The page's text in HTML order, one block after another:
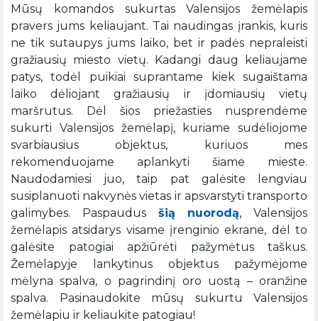
Mūsų komandos sukurtas Valensijos žemėlapis
pravers jums keliaujant. Tai naudingas įrankis, kuris
ne tik sutaupys jums laiko, bet ir padės nepraleisti
gražiausių miesto vietų. Kadangi daug keliaujame
patys, todėl puikiai suprantame kiek sugaištama
laiko dėliojant gražiausių ir įdomiausių vietų
maršrutus. Dėl šios priežasties nusprendėme
sukurti Valensijos žemėlapį, kuriame sudėliojome
svarbiausius objektus, kuriuos mes
rekomenduojame aplankyti šiame mieste.
Naudodamiesi juo, taip pat galėsite lengviau
susiplanuoti nakvynės vietas ir apsvarstyti transporto
galimybes. Paspaudus šią nuorodą, Valensijos
žemėlapis atsidarys visame įrenginio ekrane, dėl to
galėsite patogiai apžiūrėti pažymėtus taškus.
Žemėlapyje lankytinus objektus pažymėjome
mėlyna spalva, o pagrindinį oro uostą – oranžine
spalva. Pasinaudokite mūsų sukurtu Valensijos
žemėlapiu ir keliaukite patogiau!